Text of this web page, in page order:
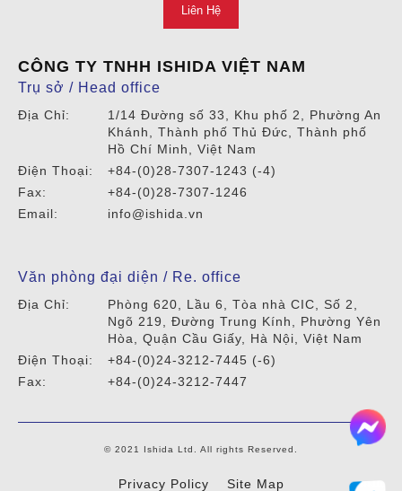
Liên Hệ
CÔNG TY TNHH ISHIDA VIỆT NAM
Trụ sở / Head office
Địa Chỉ:
1/14 Đường số 33, Khu phố 2, Phường An
Khánh, Thành phố Thủ Đức, Thành phố
Hồ Chí Minh, Việt Nam
Điện Thoại:
+84-(0)28-7307-1243 (-4)
Fax:
+84-(0)28-7307-1246
Email:
info@ishida.vn
Văn phòng đại diện / Re. office
Địa Chỉ:
Phòng 620, Lầu 6, Tòa nhà CIC, Số 2,
Ngõ 219, Đường Trung Kính, Phường Yên
Hòa, Quận Cầu Giấy, Hà Nội, Việt Nam
Điện Thoại:
+84-(0)24-3212-7445 (-6)
Fax:
+84-(0)24-3212-7447
© 2021 Ishida Ltd. All rights Reserved.
Privacy Policy Site Map